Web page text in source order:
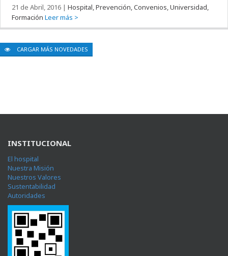
21 de Abril, 2016 |Hospital, Prevención, Convenios, Universidad,
CARGAR MÁS NOVEDADES
INSTITUCIONAL
El hospital
Nuestra Misión
Nuestros Valores
Sustentabilidad
Autoridades